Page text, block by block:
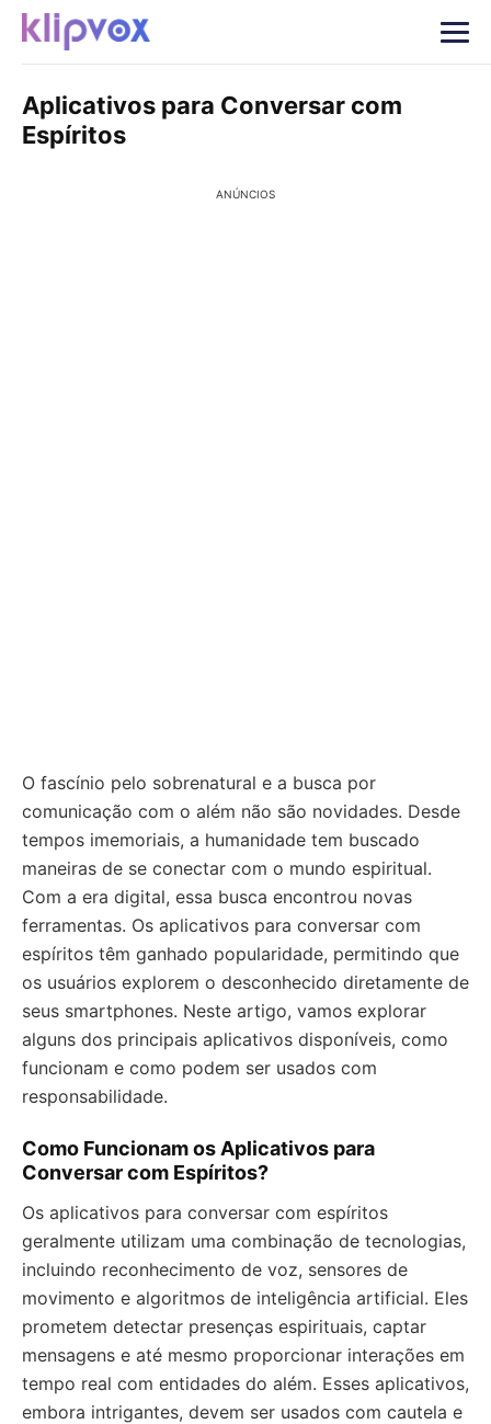
Aplicativos para Conversar com
Espíritos
ANÚNCIOS
O fascínio pelo sobrenatural e a busca por
comunicação com o além não são novidades. Desde
tempos imemoriais, a humanidade tem buscado
maneiras de se conectar com o mundo espiritual.
Com a era digital, essa busca encontrou novas
ferramentas. Os aplicativos para conversar com
espíritos têm ganhado popularidade, permitindo que
os usuários explorem o desconhecido diretamente de
seus smartphones. Neste artigo, vamos explorar
alguns dos principais aplicativos disponíveis, como
funcionam e como podem ser usados com
responsabilidade.
Como Funcionam os Aplicativos para
Conversar com Espíritos?
Os aplicativos para conversar com espíritos
geralmente utilizam uma combinação de tecnologias,
incluindo reconhecimento de voz, sensores de
movimento e algoritmos de inteligência artificial. Eles
prometem detectar presenças espirituais, captar
mensagens e até mesmo proporcionar interações em
tempo real com entidades do além. Esses aplicativos,
embora intrigantes, devem ser usados com cautela e